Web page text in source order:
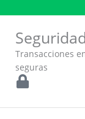
COTIZA
Seguridad
Transacciones
seguras